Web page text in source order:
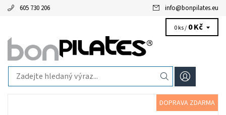
605 730 206 info@bonpilates.eu
0 ks / 0 Kč
DOPRAVA ZDARMA